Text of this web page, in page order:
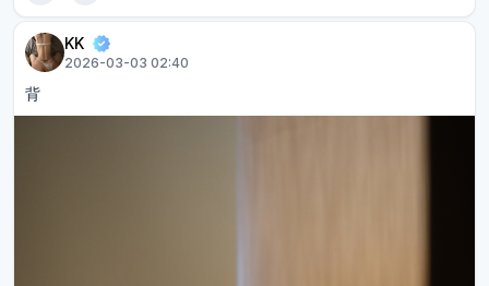
KK
2026-03-03 02:40
背